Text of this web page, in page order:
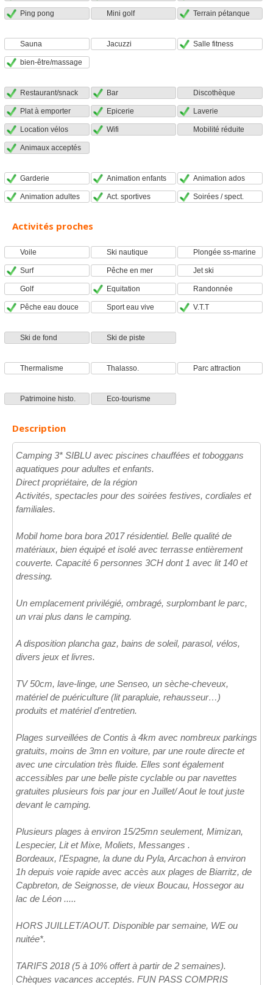
Ping pong Mini golf Terrain pétanque
Sauna Jacuzzi Salle fitness
bien-être/massage
Restaurant/snack Bar Discothèque
Plat à emporter Epicerie Laverie
Location vélos Wifi Mobilité réduite
Animaux acceptés
Garderie Animation enfants Animation ados
Animation adultes Act. sportives Soirées / spect.
Activités proches
Voile Ski nautique Plongée ss-marine
Surf Pêche en mer Jet ski
Golf Equitation Randonnée
Pêche eau douce Sport eau vive V.T.T
Ski de fond Ski de piste
Thermalisme Thalasso. Parc attraction
Patrimoine histo. Eco-tourisme
Description
Camping 3* SIBLU avec piscines chauffées et toboggans
aquatiques pour adultes et enfants.
Direct propriétaire, de la région
Activités, spectacles pour des soirées festives, cordiales et
familiales.
Mobil home bora bora 2017 résidentiel. Belle qualité de
matériaux, bien équipé et isolé avec terrasse entièrement
couverte. Capacité 6 personnes 3CH dont 1 avec lit 140 et
dressing.
Un emplacement privilégié, ombragé, surplombant le parc,
un vrai plus dans le camping.
A disposition plancha gaz, bains de soleil, parasol, vélos,
divers jeux et livres.
TV 50cm, lave-linge, une Senseo, un sèche-cheveux,
matériel de puériculture (lit parapluie, rehausseur…)
produits et matériel d'entretien.
Plages surveillées de Contis à 4km avec nombreux parkings
gratuits, moins de 3mn en voiture, par une route directe et
avec une circulation très fluide. Elles sont également
accessibles par une belle piste cyclable ou par navettes
gratuites plusieurs fois par jour en Juillet/ Aout le tout juste
devant le camping.
Plusieurs plages à environ 15/25mn seulement, Mimizan,
Lespecier, Lit et Mixe, Moliets, Messanges .
Bordeaux, l'Espagne, la dune du Pyla, Arcachon à environ
1h depuis voie rapide avec accès aux plages de Biarritz, de
Capbreton, de Seignosse, de vieux Boucau, Hossegor au
lac de Léon .....
HORS JUILLET/AOUT. Disponible par semaine, WE ou
nuitée*.
TARIFS 2018 (5 à 10% offert à partir de 2 semaines).
Chèques vacances acceptés. FUN PASS COMPRIS